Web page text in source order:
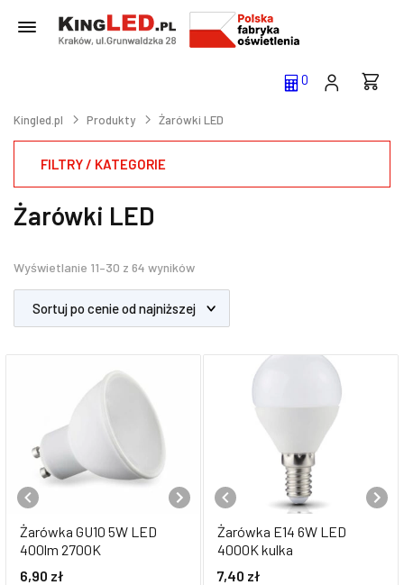
0
Kingled.pl Produkty Żarówki LED
Żarówki LED
Wyświetlanie 11–30 z 64 wyników
Żarówka GU10 5W LED
400lm 2700K
6,90 zł
Żarówka E14 6W LED
4000K kulka
7,40 zł
FILTRY / KATEGORIE